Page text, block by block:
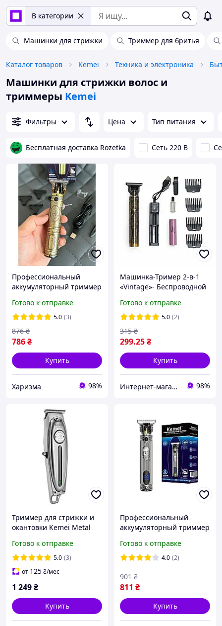
В категории
Машинки для стрижки Триммер для бритья
Каталог товаров Kemei Техника и электроника
Машинки для стрижки волос и
триммеры Kemei
Фильтры Цена Тип питания
Бесплатная доставка Rozetka Сеть 220 В
Профессиональный
аккумуляторный триммер
KM-700B со сменными
насадками 1-3 мм
Готово к отправке
5.0 (3)
786₴
876 ₴
Купить
Харизма 98%
Машинка-Тример 2-в-1
«Vintage»- Беспроводной
Бороды, Окантовки и
домашних Стрижек
волос. Арт Т9
Готово к отправке
5.0 (2)
299.25₴
315 ₴
Купить
Интернет-магазин PROFLINE 98%
Триммер для стрижки и
окантовки Kemei Metal
(KM-1949-SIL)
Готово к отправке
5.0 (3)
от 125₴/мес
1 249₴
Купить
Профессиональный
аккумуляторный триммер
KM-700H со сменными
насадками и дисплеем
Готово к отправке
4.0 (2)
811 ₴
901 ₴
Купить